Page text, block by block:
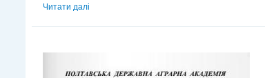
Читати далі